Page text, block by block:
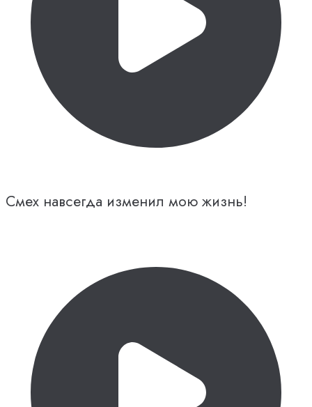
Смех навсегда изменил мою жизнь!